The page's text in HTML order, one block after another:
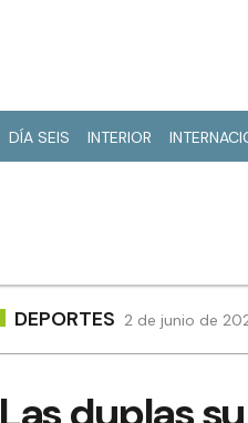
DÍA SEIS INTERIOR
DEPORTES 2 de junio de